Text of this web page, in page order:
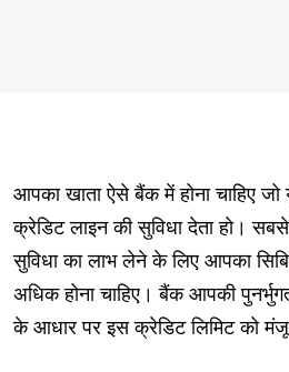
आपका खाता ऐसे बैंक में होना चाहिए
क्रेडिट लाइन की सुविधा देता हो।
सुविधा का लाभ लेने के लिए आपका
अधिक होना चाहिए। बैंक आपकी
के आधार पर इस क्रेडिट लिमिट को